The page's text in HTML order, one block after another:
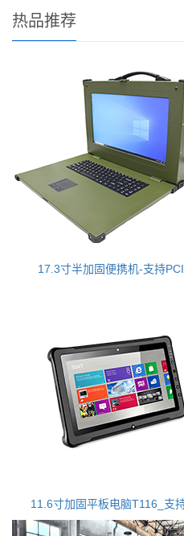
热品推荐
17.3寸半加固便携机-支持
11.6寸加固平板电脑T116_支